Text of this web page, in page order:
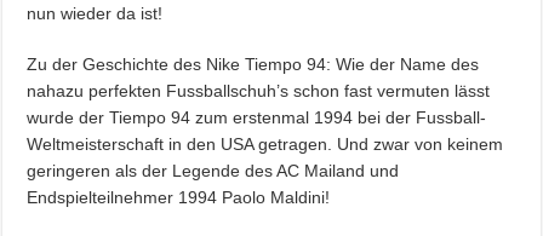
nun wieder da ist!
Zu der Geschichte des Nike Tiempo 94: Wie der Name des
nahazu perfekten Fussballschuh’s schon fast vermuten lässt
wurde der Tiempo 94 zum erstenmal 1994 bei der Fussball-
Weltmeisterschaft in den USA getragen. Und zwar von keinem
geringeren als der Legende des AC Mailand und
Endspielteilnehmer 1994 Paolo Maldini!